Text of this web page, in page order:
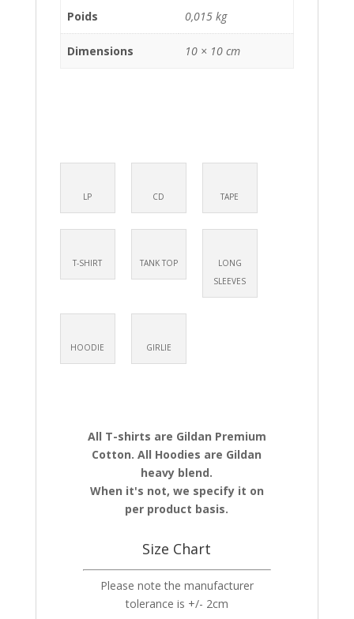
Poids 0,015 kg
Dimensions 10 × 10 cm
LP CD TAPE
T-SHIRT TANK TOP
LONG
SLEEVES
HOODIE GIRLIE
All T-shirts are Gildan Premium
Cotton. All Hoodies are Gildan
heavy blend.
When it's not, we specify it on
per product basis.
Size Chart
Please note the manufacturer
tolerance is +/- 2cm